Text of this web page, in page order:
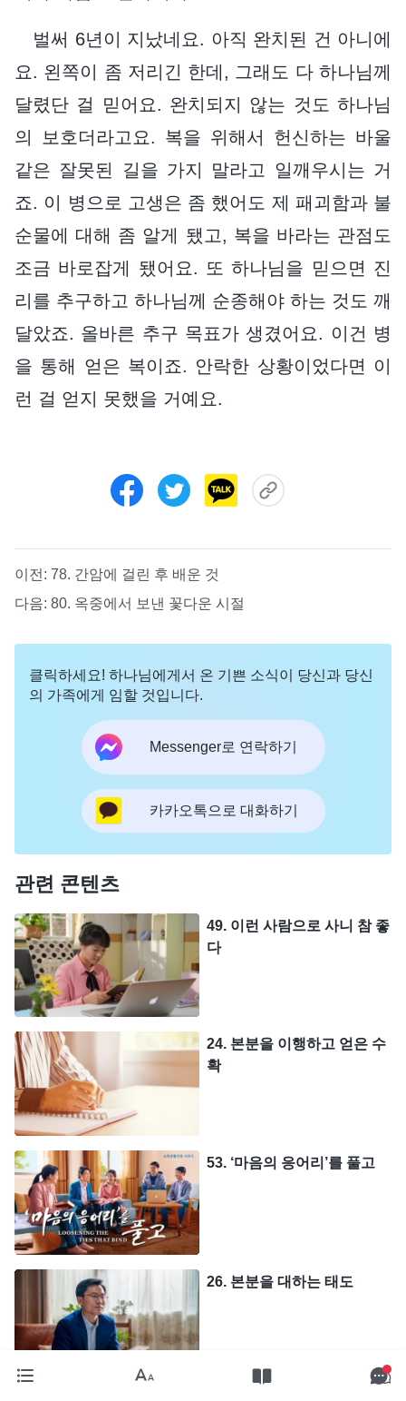
벌써 6년이 지났네요. 아직 완치된 건 아니에
요. 왼쪽이 좀 저리긴 한데, 그래도 다 하나님께
달렸단 걸 믿어요. 완치되지 않는 것도 하나님
의 보호더라고요. 복을 위해서 헌신하는 바울
같은 잘못된 길을 가지 말라고 일깨우시는 거
죠. 이 병으로 고생은 좀 했어도 제 패괴함과 불
순물에 대해 좀 알게 됐고, 복을 바라는 관점도
조금 바로잡게 됐어요. 또 하나님을 믿으면 진
리를 추구하고 하나님께 순종해야 하는 것도 깨
달았죠. 올바른 추구 목표가 생겼어요. 이건 병
을 통해 얻은 복이죠. 안락한 상황이었다면 이
런 걸 얻지 못했을 거예요.
이전: 78. 간암에 걸린 후 배운 것
다음: 80. 옥중에서 보낸 꽃다운 시절
클릭하세요! 하나님에게서 온 기쁜 소식이 당신과 당신
의 가족에게 임할 것입니다.
Messenger로 연락하기
카카오톡으로 대화하기
관련 콘텐츠
49. 이런 사람으로 사니 참 좋
다
24. 본분을 이행하고 얻은 수
확
53. ‘마음의 응어리’를 풀고
26. 본분을 대하는 태도